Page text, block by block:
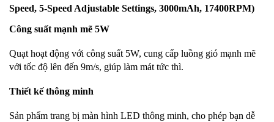
Speed, 5-Speed Adjustable Settings, 3000mAh, 17400RPM)
Công suất mạnh mẽ 5W
Quạt hoạt động với công suất 5W, cung cấp luồng gió mạnh mẽ
với tốc độ lên đến 9m/s, giúp làm mát tức thì.
Thiết kế thông minh
Sản phẩm trang bị màn hình LED thông minh, cho phép bạn dễ